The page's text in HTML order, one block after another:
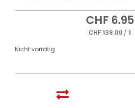
CHF 6.95
CHF139.00 / 1l
Nicht vorrätig